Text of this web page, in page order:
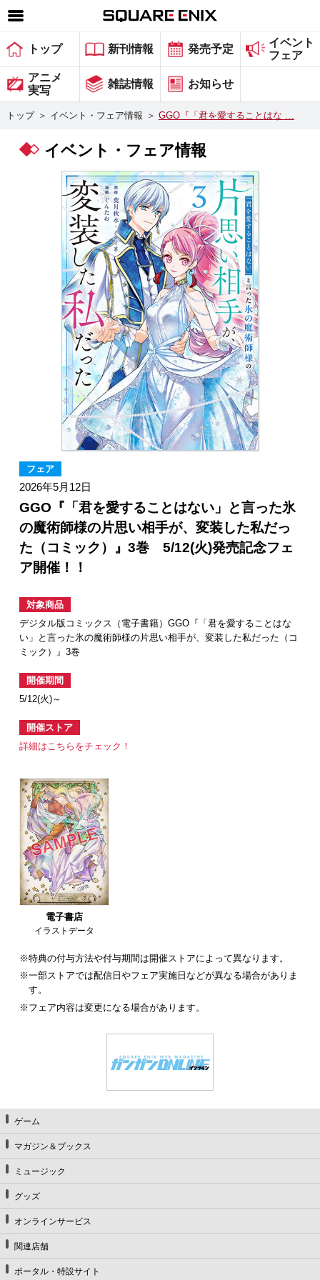
SQUARE ENIX 公式サイトメニュー
ゲーム
マガジン＆ブックス
グッズ
会社情報 採用情報
スクウェア・エニックス サイト内検索
トップ 新刊情報 発売予定
イベント
フェア
アニメ
実写
雑誌情報 お知らせ
トップ ＞ イベント・フェア情報 ＞ GGO『「君を愛することはな …
イベント・フェア情報
フェア
2026年5月12日
GGO『「君を愛することはない」と言った氷
の魔術師様の片思い相手が、変装した私だっ
た（コミック）』3巻 5/12(火)発売記念フェ
ア開催！！
対象商品
デジタル版コミックス（電子書籍）GGO『「君を愛することはな
い」と言った氷の魔術師様の片思い相手が、変装した私だった（コ
ミック）』3巻
開催期間
5/12(火)～
開催ストア
詳細はこちらをチェック！
電子書店
イラストデータ
※特典の付与方法や付与期間は開催ストアによって異なります。
※一部ストアでは配信日やフェア実施日などが異なる場合がありま
す。
※フェア内容は変更になる場合があります。
ゲーム
マガジン＆ブックス
ミュージック
グッズ
オンラインサービス
関連店舗
ポータル・特設サイト